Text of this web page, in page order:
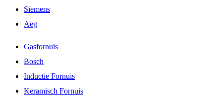
Siemens
Aeg
Gasfornuis
Bosch
Inductie Fornuis
Keramisch Fornuis